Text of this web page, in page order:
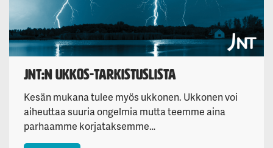
JNT:n ukkos-tarkistuslista
Kesän mukana tulee myös ukkonen. Ukkonen voi
aiheuttaa suuria ongelmia mutta teemme aina
parhaamme korjataksemme…